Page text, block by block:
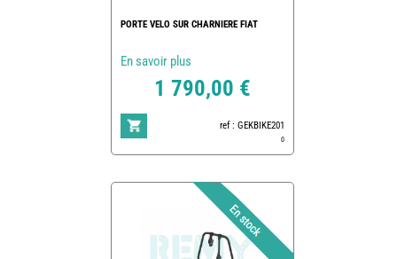
PORTE VELO SUR CHARNIERE FIAT
En savoir plus
1 790,00 €
ref : GEKBIKE201
0